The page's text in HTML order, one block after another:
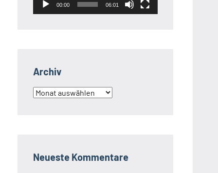
00:00 06:01
Archiv
Archiv
Neueste Kommentare